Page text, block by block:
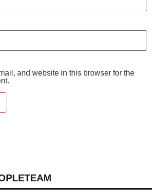
and website in this browser for the